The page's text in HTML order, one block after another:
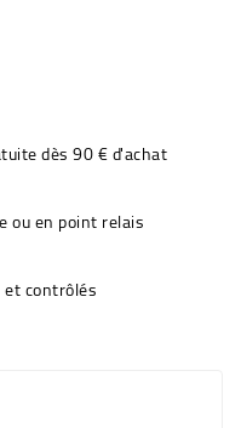
dès 90 € d'achat
ou en point relais
contrôlés